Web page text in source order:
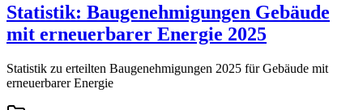
Statistik: Baugenehmigungen Gebäude
mit erneuerbarer Energie 2025
Statistik zu erteilten Baugenehmigungen 2025 für Gebäude mit
erneuerbarer Energie